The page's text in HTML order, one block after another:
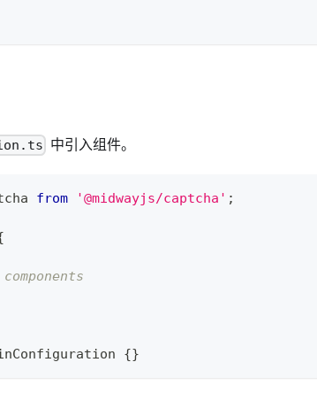
中引入组件。
from '@midwayjs/captcha' ;
{}